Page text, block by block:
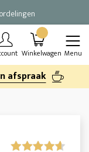
Winkelwagen Menu
afspraak